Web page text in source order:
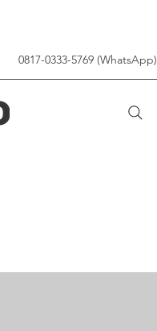
0817-0333-5769 (WhatsApp)